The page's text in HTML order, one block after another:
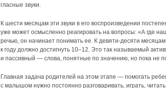
гласные звуки.
К шести месяцам эти звуки в его воспроизведении
уже может осмысленно реагировать на вопросы: «А где
речью, он начинает понимать ее. К девяти-десяти
к году должно достигнуть 10–12. Это так называемый
и пассивный — слова, понятные по значению, но пока не
Главная задача родителей на этом этапе — помогать
с малышом нужно постоянно разговаривать, играть,